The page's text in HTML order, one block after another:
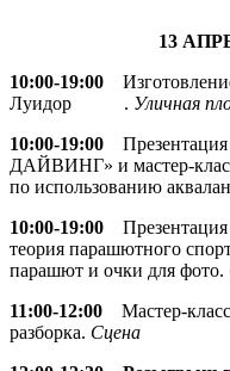
13
10:00-19:00
Луидор . Уличная
10:00-19:00
ДАЙВИНГ» и мастер-
по использованию
10:00-19:00
теория парашютного
парашют и очки для фото.
11:00-12:00 Мастер-
разборка. Сцена